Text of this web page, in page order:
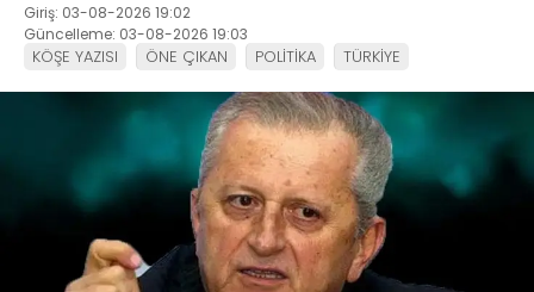
Giriş: 03-08-2026 19:02
Güncelleme: 03-08-2026 19:03
KÖŞE YAZISI ÖNE ÇIKAN POLİTİKA TÜRKİYE